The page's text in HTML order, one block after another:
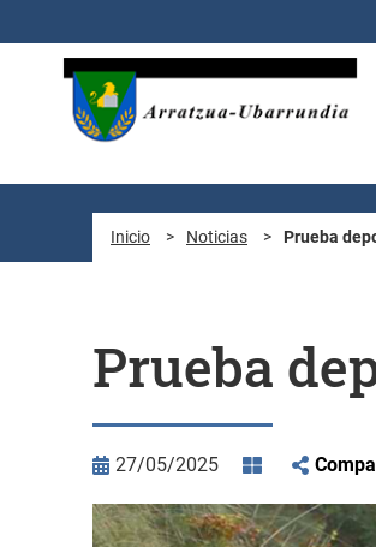
Inicio > Noticias > Prueba
Prueba
27/05/2025